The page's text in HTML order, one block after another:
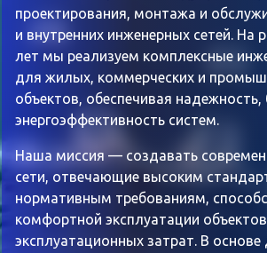
проектирования, монтажа и
и внутренних инженерных сетей. На
лет мы реализуем комплексные
для жилых, коммерческих и
объектов, обеспечивая надежность,
энергоэффективность систем.
Наша миссия — создавать
сети, отвечающие высоким
нормативным требованиям,
комфортной эксплуатации
эксплуатационных затрат. В основе